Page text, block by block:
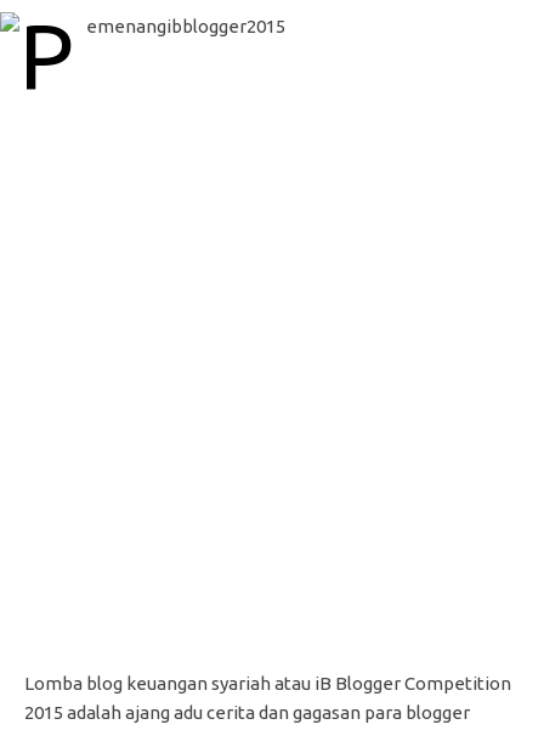
Lomba blog keuangan syariah atau iB Blogger Competition
2015 adalah ajang adu cerita dan gagasan para blogger